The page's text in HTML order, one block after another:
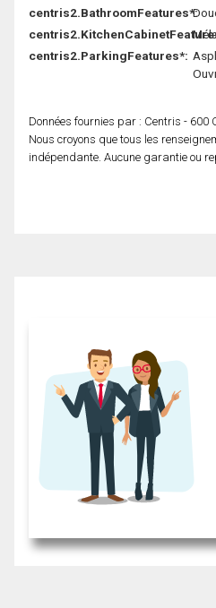
centris2.BathroomFeatures*:
centris2.ParkingFeatures*:
Données fournies par : Centris - 600
Nous croyons que tous les
indépendante. Aucune garantie ou